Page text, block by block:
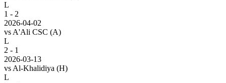
L
1 - 2
2026-04-02
vs A'Ali CSC (A)
L
2 - 1
2026-03-13
vs Al-Khalidiya (H)
L